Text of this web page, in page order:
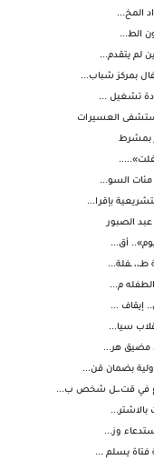
المخ...
لم يتقدم...
بمركز شباب...
تشغيل ...
العسيرات
بمشرط
بإقرا...
الصبور
أق...
ـفلة...
م...
إيقاف ...
سيا...
بضمان قن...
في قت،ــل شخص ب...
بالاشتر...
فتاة يسلم ...